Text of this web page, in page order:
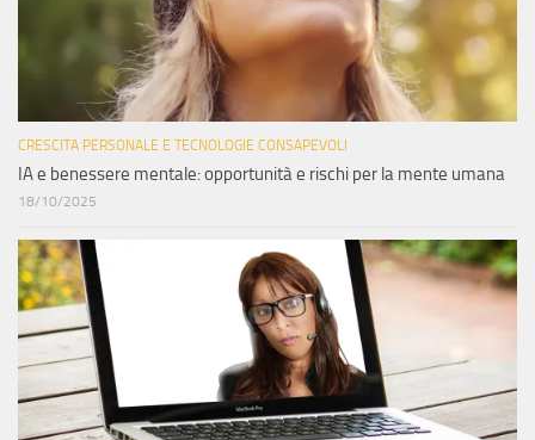
CRESCITA PERSONALE E TECNOLOGIE CONSAPEVOLI
IA e benessere mentale: opportunità e rischi per la mente umana
18/10/2025